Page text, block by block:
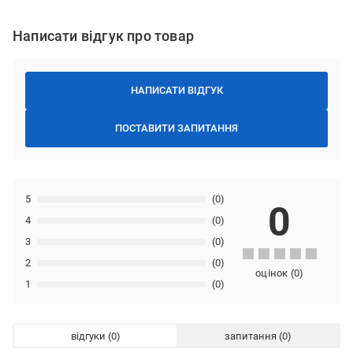
Написати відгук про товар
НАПИСАТИ ВІДГУК
ПОСТАВИТИ ЗАПИТАННЯ
1 (0)
2 (0)
3 (0)
4 (0)
5 (0)
0
оцінок (0)
відгуки запитання